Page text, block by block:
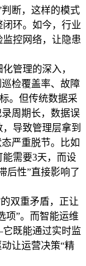
断，这样的模式
环。如今，行业
控网络，让隐患
管理的深入，
检覆盖率、故障
。但传统数据采
周期长，数据误
导致管理层拿到
严重脱节。比如
需要3天，而设
后性”直接影响了
双重矛盾，正让
项”。而智能运维
既能通过实时监
让运营决策“精